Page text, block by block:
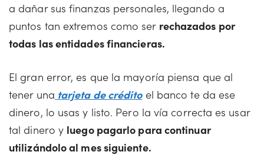
a dañar sus finanzas personales, llegando a
puntos tan extremos como ser rechazados por
todas las entidades financieras.
El gran error, es que la mayoría piensa que al
tener una tarjeta de créditoel banco te da ese
dinero, lo usas y listo. Pero la vía correcta es usar
tal dinero y luego pagarlo para continuar
utilizándolo al mes siguiente.